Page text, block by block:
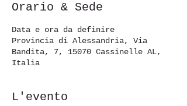
Orario & Sede
Data e ora da definire
Provincia di Alessandria, Via
Bandita, 7, 15070 Cassinelle AL,
Italia
L'evento